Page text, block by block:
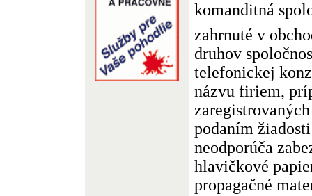
komanditná
zahrnuté v
druhov
telefonickej
názvu firiem,
podaním
neodporúča
hlavičkové
propagačné